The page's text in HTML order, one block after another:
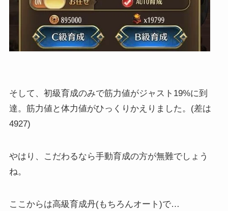
そして、初級育成のみで筋力値がジャスト19%に到
達。筋力値と体力値がひっくりかえりました。(差は
4927)
やはり、こだわるなら手動育成の方が無難でしょう
ね。
ここからは高級育成丹(もちろんオート)で…